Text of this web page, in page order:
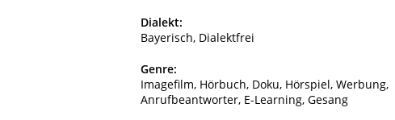
Dialekt:
Bayerisch, Dialektfrei
Genre:
Imagefilm, Hörbuch, Doku, Hörspiel, Werbung,
Anrufbeantworter, E-Learning, Gesang